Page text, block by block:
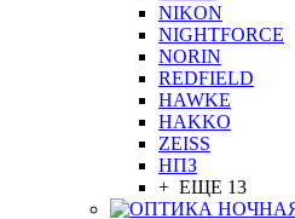
NIKON
NIGHTFORCE
NORIN
REDFIELD
HAWKE
HAKKO
ZEISS
НПЗ
+ ЕЩЕ 13